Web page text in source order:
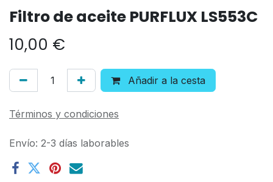
Filtro de aceite PURFLUX LS553C
10,00 €
Añadir a la cesta
Términos y condiciones
Envío: 2-3 días laborables